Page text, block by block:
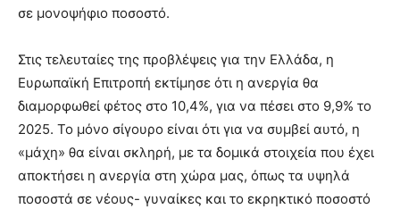
σε μονοψήφιο ποσοστό.
Στις τελευταίες της προβλέψεις για την Ελλάδα, η
Ευρωπαϊκή Επιτροπή εκτίμησε ότι η ανεργία θα
διαμορφωθεί φέτος στο 10,4%, για να πέσει στο 9,9% το
2025. Το μόνο σίγουρο είναι ότι για να συμβεί αυτό, η
«μάχη» θα είναι σκληρή, με τα δομικά στοιχεία που έχει
αποκτήσει η ανεργία στη χώρα μας, όπως τα υψηλά
ποσοστά σε νέους- γυναίκες και το εκρηκτικό ποσοστό